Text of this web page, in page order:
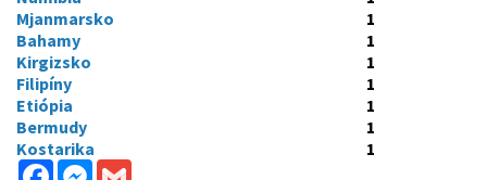
Mjanmarsko
1
Bahamy
1
Kirgizsko
1
Filipíny
1
Etiópia
1
Bermudy
1
Kostarika
1
FacebookMessenger